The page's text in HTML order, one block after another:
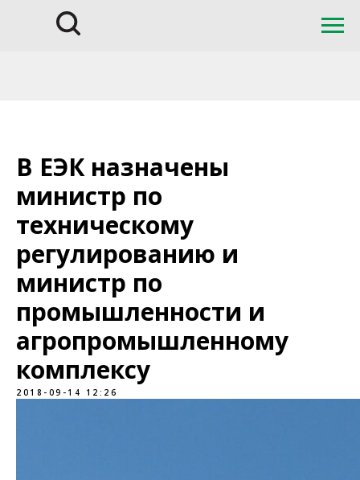
В ЕЭК назначены
министр по
техническому
регулированию и
министр по
промышленности и
агропромышленному
комплексу
2018-09-14 12:26